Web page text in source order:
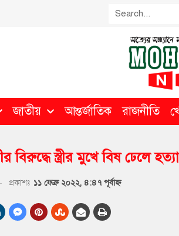
জাতীয় আন্তর্জাতিক রাজনীতি
বিরুদ্ধে স্ত্রীর মুখে বিষ ঢেলে
প্রকাশঃ ১১ ফেব্রু ২০২২, ৪:৪৭ পূর্বাহ্ণ